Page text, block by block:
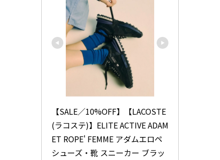
【SALE／10%OFF】【LACOSTE
(ラコステ)】ELITE ACTIVE ADAM
ET ROPE' FEMME アダムエロペ
シューズ・靴 スニーカー ブラッ